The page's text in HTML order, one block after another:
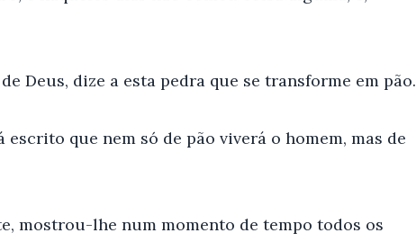
Deus, dize a esta pedra que se transforme em pão.
escrito que nem só de pão viverá o homem, mas de
mostrou-lhe num momento de tempo todos os